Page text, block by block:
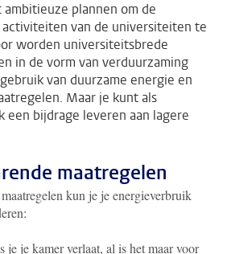
plannen om de
van de universiteiten te
worden universiteitsbrede
in de vorm van verduurzaming
van duurzame energie en
Maar je kunt als
een bijdrage leveren aan lagere
maatregelen
kun je je energieverbruik
je je kamer verlaat, al is het maar voor